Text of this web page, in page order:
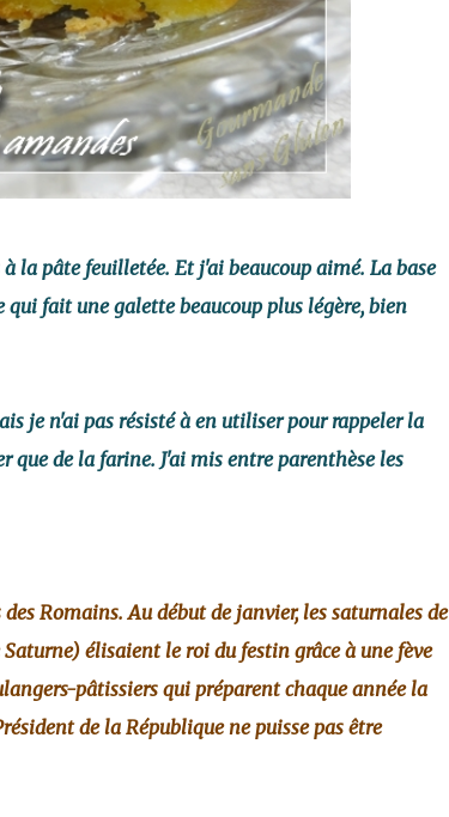
la pâte feuilletée. Et j'ai beaucoup aimé. La base
qui fait une galette beaucoup plus légère, bien
je n'ai pas résisté à en utiliser pour rappeler la
que de la farine. J'ai mis entre parenthèse les
Romains. Au début de janvier, les saturnales de
élisaient le roi du festin grâce à une fève
pâtissiers qui préparent chaque année la
de la République ne puisse pas être